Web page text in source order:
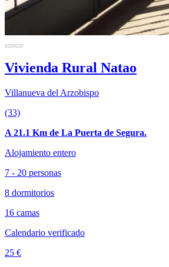
Vivienda Rural Natao
Villanueva del Arzobispo
(33)
A 21.1 Km de La Puerta de Segura.
Alojamiento entero
7 - 20 personas
8 dormitorios
16 camas
Calendario verificado
25 €